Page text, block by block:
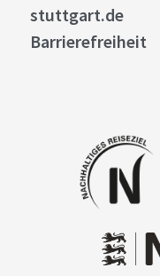
stuttgart.de
Barrierefreiheit